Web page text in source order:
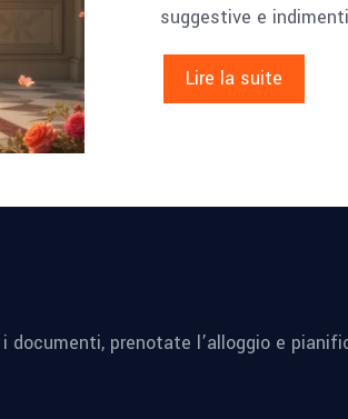
suggestive e
Lire la suite
prenotate l’alloggio e